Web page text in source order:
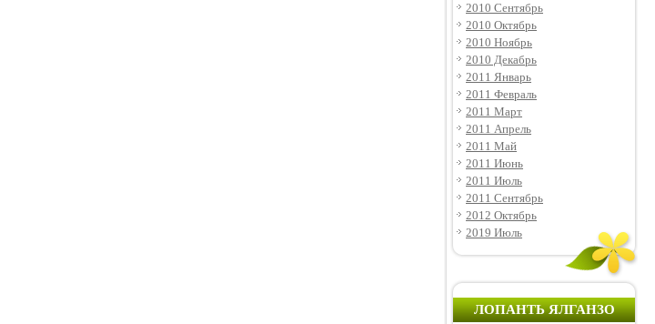
2010 Сентябрь
2010 Октябрь
2010 Ноябрь
2010 Декабрь
2011 Январь
2011 Февраль
2011 Март
2011 Апрель
2011 Май
2011 Июнь
2011 Июль
2011 Сентябрь
2012 Октябрь
2019 Июль
ЛОПАНТЬ ЯЛГАНЗО